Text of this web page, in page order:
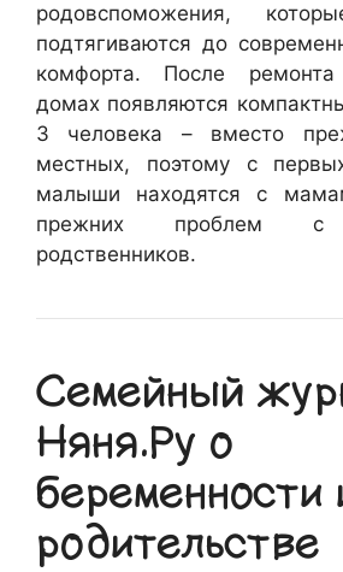
родовспоможения,
подтягиваются до
комфорта. После
домах появляются
3 человека – вместо
местных, поэтому с
малыши находятся с
прежних проблем с
родственников.
Семейный
Няня.Ру о
беременности
родительстве